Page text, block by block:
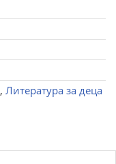
, Литература за деца